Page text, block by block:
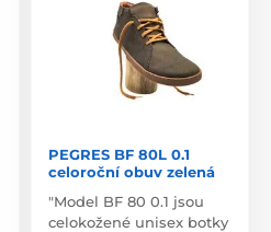
PEGRES BF 80L 0.1
celoroční obuv zelená
"Model BF 80 0.1 jsou
celokožené unisex botky